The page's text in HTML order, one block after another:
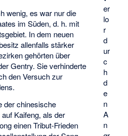
er
lo
r
d
ur
c
h
d
e
n
A
n
wenig, es war nur die
im Süden, d. h. mit
In dem neuen
allenfalls stärker
gehörten über
Gentry. Sie verhinderte
den Versuch zur
der chinesische
Kaifeng, als der
einen Tribut-Frieden